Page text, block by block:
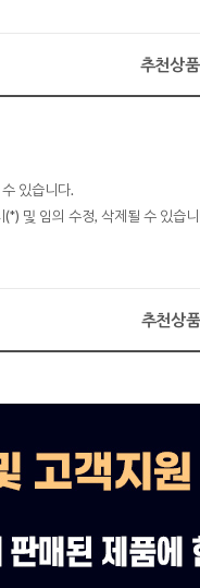
추천상품
있습니다.
및 임의 수정, 삭제될 수 있습
추천상품